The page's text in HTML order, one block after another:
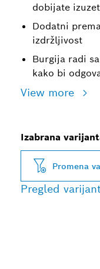
dobijate
Dodatni
izdržljivost
Burgija radi
kako bi
View more
Izabrana
Promena
Pregled